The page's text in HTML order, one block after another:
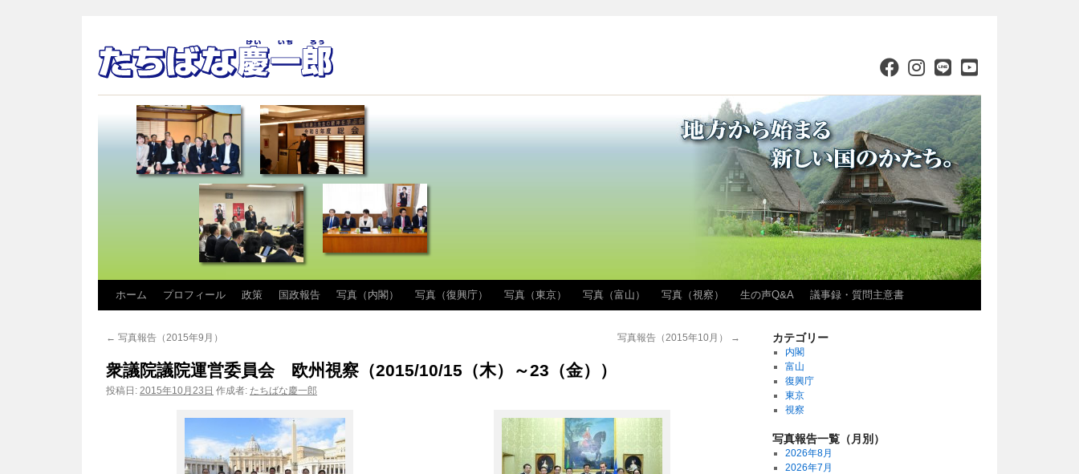
ン
ホーム プロフィール 政策 国政報告 写真（内閣） 写真（復興庁） 写真（東京） 写真（富山） 写真（視察） 生の声Q&A 議事録・質問主意書
← 写真報告（2015年9月） 写真報告（2015年10月） →
衆議院議院運営委員会 欧州視察（2015/10/15（木）～23（金））
投稿日: 2015年10月23日 作成者: たちばな慶一郎
カテゴリー
内閣
富山
復興庁
東京
視察
写真報告一覧（月別）
2026年8月
2026年7月